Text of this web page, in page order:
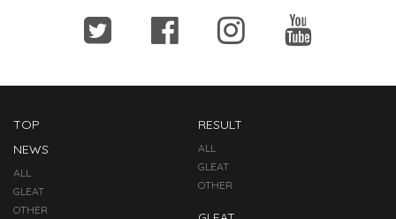
TOP
NEWS
ALL
GLEAT
OTHER
RESULT
ALL
GLEAT
OTHER